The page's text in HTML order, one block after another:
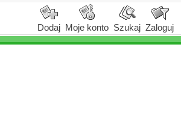
Dodaj Moje konto Szukaj Zaloguj